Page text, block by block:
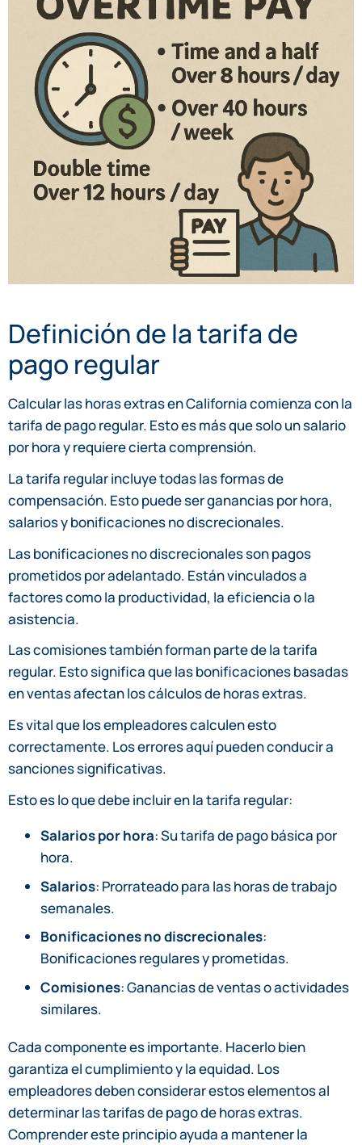
Definición de la tarifa de
pago regular
Calcular las horas extras en California comienza con la
tarifa de pago regular. Esto es más que solo un salario
por hora y requiere cierta comprensión.
La tarifa regular incluye todas las formas de
compensación. Esto puede ser ganancias por hora,
salarios y bonificaciones no discrecionales.
Las bonificaciones no discrecionales son pagos
prometidos por adelantado. Están vinculados a
factores como la productividad, la eficiencia o la
asistencia.
Las comisiones también forman parte de la tarifa
regular. Esto significa que las bonificaciones basadas
en ventas afectan los cálculos de horas extras.
Es vital que los empleadores calculen esto
correctamente. Los errores aquí pueden conducir a
sanciones significativas.
Esto es lo que debe incluir en la tarifa regular:
Salarios por hora: Su tarifa de pago básica por
hora.
Salarios: Prorrateado para las horas de trabajo
semanales.
Bonificaciones no discrecionales:
Bonificaciones regulares y prometidas.
Comisiones: Ganancias de ventas o actividades
similares.
Cada componente es importante. Hacerlo bien
garantiza el cumplimiento y la equidad. Los
empleadores deben considerar estos elementos al
determinar las tarifas de pago de horas extras.
Comprender este principio ayuda a mantener la